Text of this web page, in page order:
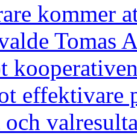
kommer
Tomas
effektivare